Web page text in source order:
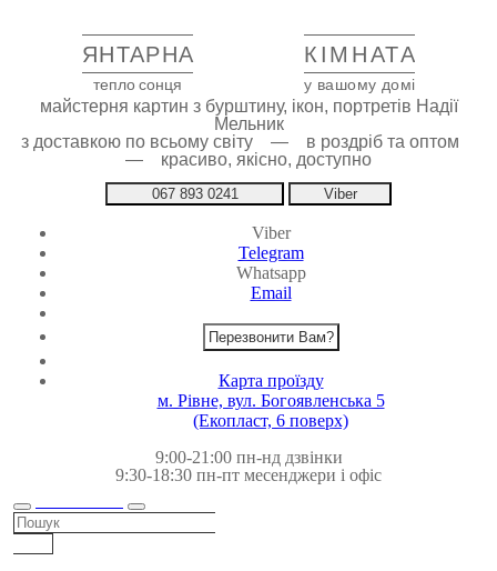
ЯНТАРНА КІМНАТА
тепло сонця у вашому домі
майстерня картин з бурштину, ікон, портретів Надії
Мельник
з доставкою по всьому світу — в роздріб та оптом
— красиво, якісно, доступно
067 893 0241 Viber
Viber
Telegram
Whatsapp
Email
Перезвонити Вам?
Карта проїзду
м. Рівне, вул. Богоявленська 5
(Екопласт, 6 поверх)
9:00-21:00 пн-нд дзвінки
9:30-18:30 пн-пт месенджери і офіс